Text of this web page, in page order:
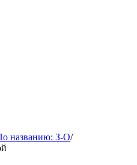
названию: З-О/